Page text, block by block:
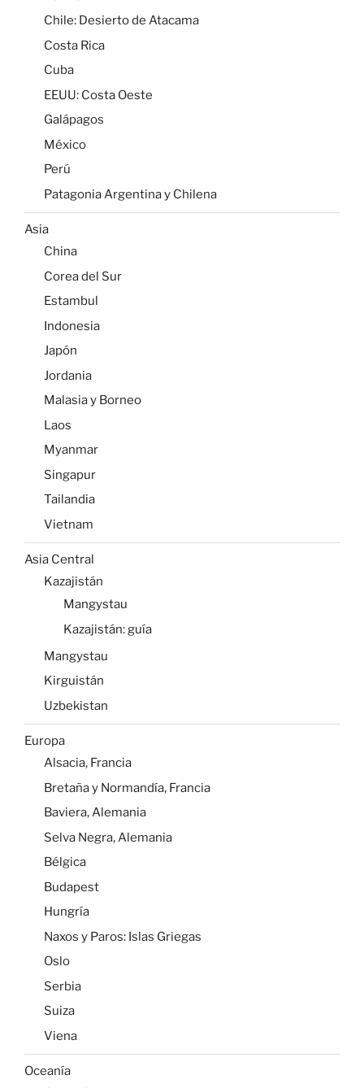
Chile: Desierto de Atacama
Costa Rica
Cuba
EEUU: Costa Oeste
Galápagos
México
Perú
Patagonia Argentina y Chilena
Asia
China
Corea del Sur
Estambul
Indonesia
Japón
Jordania
Malasia y Borneo
Laos
Myanmar
Singapur
Tailandia
Vietnam
Asia Central
Kazajistán
Mangystau
Kazajistán: guía
Mangystau
Kirguistán
Uzbekistan
Europa
Alsacia, Francia
Bretaña y Normandía, Francia
Baviera, Alemania
Selva Negra, Alemania
Bélgica
Budapest
Hungría
Naxos y Paros: Islas Griegas
Oslo
Serbia
Suiza
Viena
Oceanía